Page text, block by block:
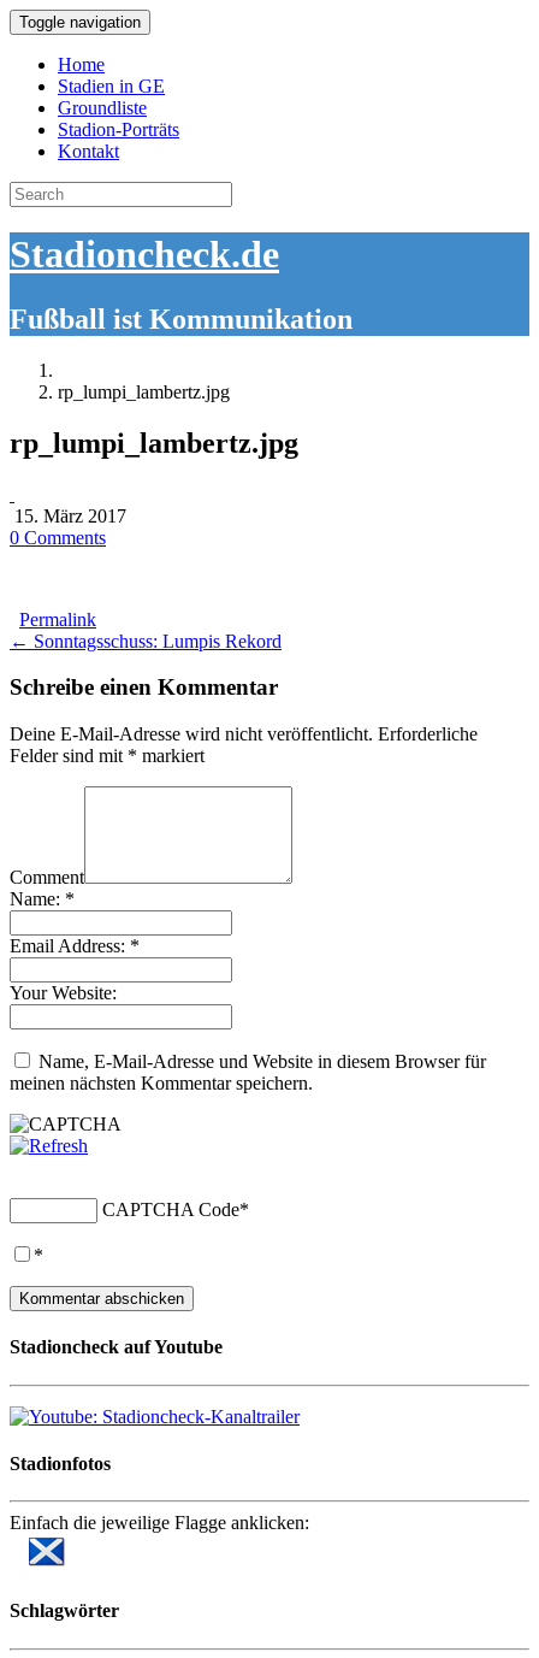
Toggle navigation
Home
Stadien in GE
Groundliste
Stadion-Porträts
Kontakt
Search
for:
Stadioncheck.de
Fußball ist Kommunikation
rp_lumpi_lambertz.jpg
rp_lumpi_lambertz.jpg
15. März 2017
0 Comments
Permalink
Post
navigation
← Sonntagsschuss: Lumpis Rekord
Schreibe einen Kommentar
Deine E-Mail-Adresse wird nicht veröffentlicht. Erforderliche
Felder sind mit * markiert
Comment
Name: *
Email Address: *
Your Website:
Name, E-Mail-Adresse und Website in diesem Browser für
meinen nächsten Kommentar speichern.
CAPTCHA Code*
*
Stadioncheck auf Youtube
Stadionfotos
Einfach die jeweilige Flagge anklicken:
Schlagwörter